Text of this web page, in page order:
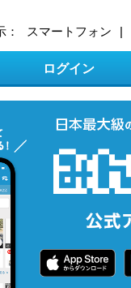
： スマートフォン |
ログイン